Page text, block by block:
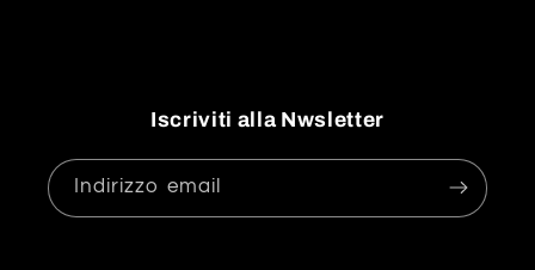
Iscriviti alla Nwsletter
Indirizzo email